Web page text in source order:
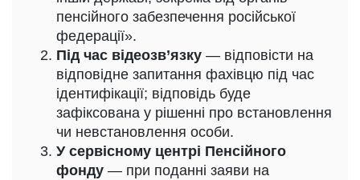
пенсійного забезпечення російської
федерації».
Під час відеозв’язку — відповісти на
відповідне запитання фахівцю під час
ідентифікації; відповідь буде
зафіксована у рішенні про встановлення
чи невстановлення особи.
У сервісному центрі Пенсійного
фонду — при поданні заяви на